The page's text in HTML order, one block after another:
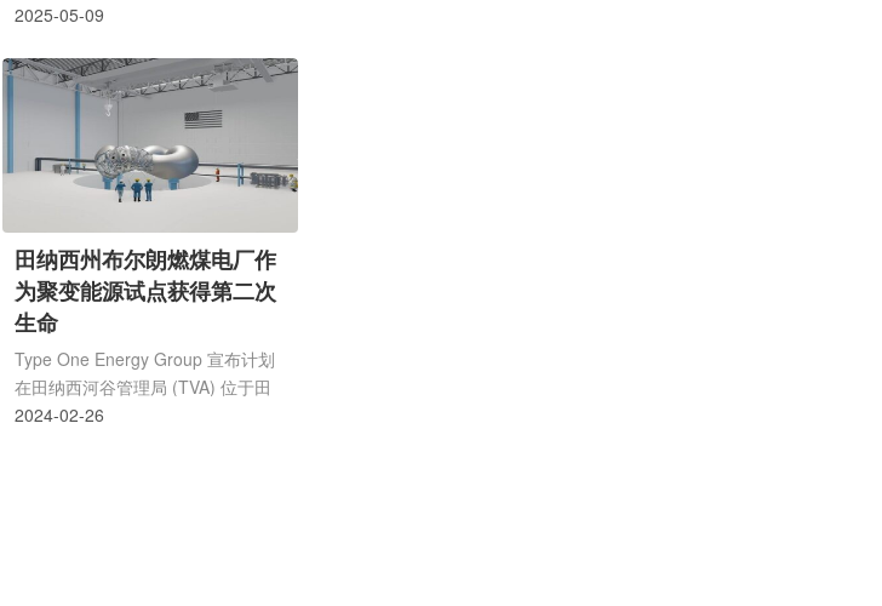
赫尔墨斯低功率示范反应堆项目核建
墩中的第一个开始浇筑混凝土(图片
来源：Kairos)Kairos公司于去年7月
破土动工，用于其KP-FHR氟盐冷却
高温反应堆技术的规模化验证，挖掘
工作于10月完成。受美国核管理委
员会(NRC)监督的安全相关施工活动
于5月1日正式启动，首先开始建造
构成反应堆基础的桥墩。Hermes反
应堆将拥有51个这样的桥墩，直径6
英尺(略...
2025-05-09
田纳西州布尔朗燃煤电厂作
为聚变能源试点获得第二次
生命
Type One Energy Group 宣布计划
在田纳西河谷管理局 (TVA) 位于田
纳西州克林顿的 Bull Run 化石工厂
2024-02-26